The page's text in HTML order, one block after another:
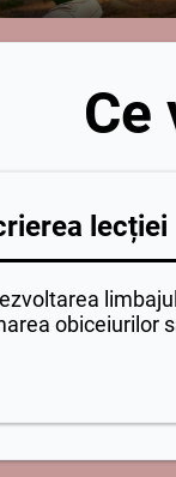
Ce
lecției
obiceiurilor